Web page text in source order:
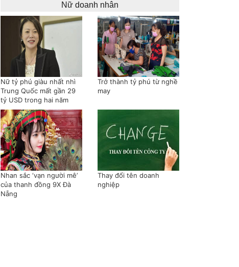
Nữ doanh nhân
Nữ tỷ phú giàu nhất nhì
Trung Quốc mất gần 29
tỷ USD trong hai năm
Trở thành tỷ phú từ nghề
may
Nhan sắc ‘vạn người mê’
của thanh đồng 9X Đà
Nẵng
Thay đổi tên doanh
nghiệp